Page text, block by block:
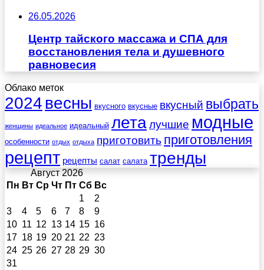
26.05.2026
Центр тайского массажа и СПА для
восстановления тела и душевного
равновесия
Облако меток
2024 весны вкусного вкусные вкусный выбрать
женщины идеальное идеальный леталучшие модные
особенности отдых отдыха приготовить приготовления
рецепт рецепты салат салата тренды
Август 2026
Пн Вт Ср Чт Пт Сб Вс
1
2
3
4 5 6 7 8
9
10 11 12 13 14 15 16
17 18 19 20 21 22 23
24 25 26 27 28 29 30
31